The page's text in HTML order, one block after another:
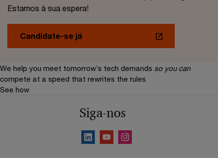
Estamos à sua espera!
Candidate-se já
We help you meet tomorrow’s tech demands so you can
compete at a speed that rewrites the rules
See how
Siga-nos